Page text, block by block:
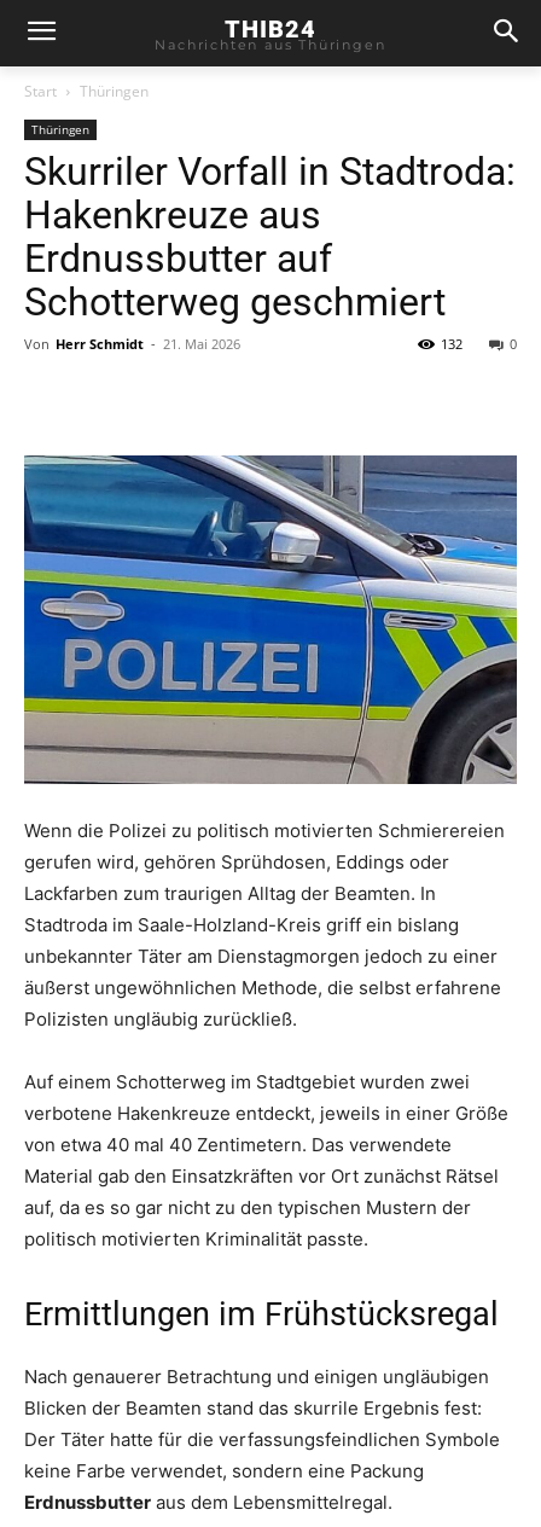
THIB24
Nachrichten aus Thüringen
Start Thüringen
Thüringen
Skurriler Vorfall in Stadtroda:
Hakenkreuze aus
Erdnussbutter auf
Schotterweg geschmiert
Von Herr Schmidt - 21. Mai 2026 0
132
Wenn die Polizei zu politisch motivierten Schmierereien
gerufen wird, gehören Sprühdosen, Eddings oder
Lackfarben zum traurigen Alltag der Beamten. In
Stadtroda im Saale-Holzland-Kreis griff ein bislang
unbekannter Täter am Dienstagmorgen jedoch zu einer
äußerst ungewöhnlichen Methode, die selbst erfahrene
Polizisten ungläubig zurückließ.
Auf einem Schotterweg im Stadtgebiet wurden zwei
verbotene Hakenkreuze entdeckt, jeweils in einer Größe
von etwa 40 mal 40 Zentimetern. Das verwendete
Material gab den Einsatzkräften vor Ort zunächst Rätsel
auf, da es so gar nicht zu den typischen Mustern der
politisch motivierten Kriminalität passte.
Ermittlungen im Frühstücksregal
Nach genauerer Betrachtung und einigen ungläubigen
Blicken der Beamten stand das skurrile Ergebnis fest:
Der Täter hatte für die verfassungsfeindlichen Symbole
keine Farbe verwendet, sondern eine Packung
Erdnussbutter aus dem Lebensmittelregal.